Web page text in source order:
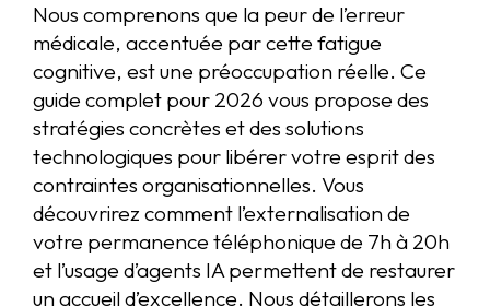
Nous comprenons que la peur de l’erreur
médicale, accentuée par cette fatigue
cognitive, est une préoccupation réelle. Ce
guide complet pour 2026 vous propose des
stratégies concrètes et des solutions
technologiques pour libérer votre esprit des
contraintes organisationnelles. Vous
découvrirez comment l’externalisation de
votre permanence téléphonique de 7h à 20h
et l’usage d’agents IA permettent de restaurer
un accueil d’excellence. Nous détaillerons les